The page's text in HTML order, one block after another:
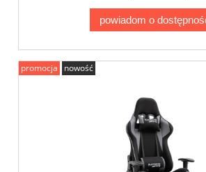
powiadom o
promocja nowość